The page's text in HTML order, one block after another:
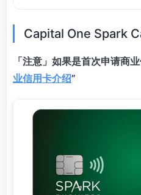
Capital One Spark
「注意」如果是首次申请商
业信用卡介绍”